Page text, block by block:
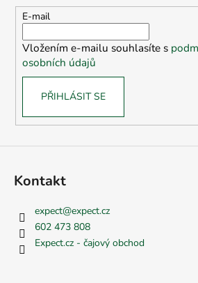
E-mail
Vložením e-mailu souhlasíte s
osobních údajů
PŘIHLÁSIT SE
Kontakt
expect@expect.cz
602 473 808
Expect.cz - čajový obchod